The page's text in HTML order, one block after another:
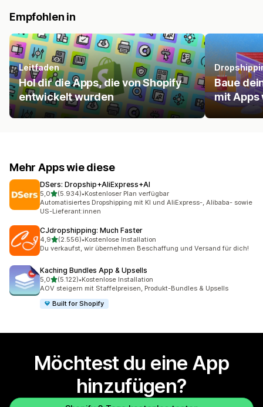
Empfohlen in
Leitfaden
Hol dir die Apps, die von Shopify
entwickelt wurden
Baue
mit Apps
Mehr Apps wie diese
DSers: Dropship+AliExpress+AI
5,0von 5 Sternen
(5.934)
5934 Rezensionen insgesamt
•Kostenloser Plan verfügbar
Automatisiertes Dropshipping mit KI und AliExpress-, Alibaba- sowie
US-Lieferant:innen
CJdropshipping: Much Faster
4,9von 5 Sternen
(2.556)
2556 Rezensionen insgesamt
•Kostenlose Installation
Du verkaufst, wir übernehmen Beschaffung und Versand für dich!
Kaching Bundles App & Upsells
5,0von 5 Sternen
(5.122)
5122 Rezensionen insgesamt
•Kostenlose Installation
AOV steigern mit Staffelpreisen, Produkt-Bundles & Upsells
Built for Shopify
Möchtest du eine App
hinzufügen?